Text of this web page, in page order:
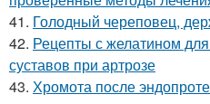
41. Голодный череповец,
42. Рецепты с желатином
суставов при артрозе
43. Хромота после